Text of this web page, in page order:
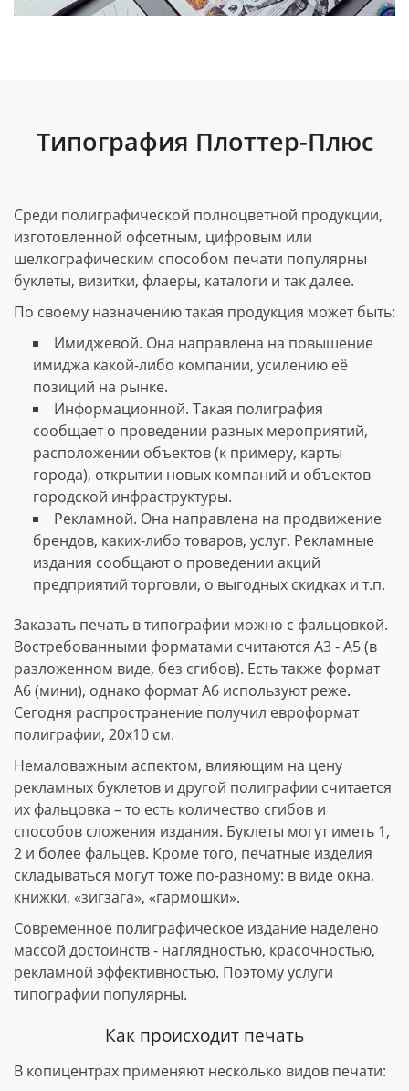
Типография Плоттер-Плюс
Среди полиграфической полноцветной продукции,
изготовленной офсетным, цифровым или
шелкографическим способом печати популярны
буклеты, визитки, флаеры, каталоги и так далее.
По своему назначению такая продукция может быть:
Имиджевой. Она направлена на повышение
имиджа какой-либо компании, усилению её
позиций на рынке.
Информационной. Такая полиграфия
сообщает о проведении разных мероприятий,
расположении объектов (к примеру, карты
города), открытии новых компаний и объектов
городской инфраструктуры.
Рекламной. Она направлена на продвижение
брендов, каких-либо товаров, услуг. Рекламные
издания сообщают о проведении акций
предприятий торговли, о выгодных скидках и т.п.
Заказать печать в типографии можно с фальцовкой.
Востребованными форматами считаются А3 - А5 (в
разложенном виде, без сгибов). Есть также формат
А6 (мини), однако формат А6 используют реже.
Сегодня распространение получил евроформат
полиграфии, 20х10 см.
Немаловажным аспектом, влияющим на цену
рекламных буклетов и другой полиграфии считается
их фальцовка – то есть количество сгибов и
способов сложения издания. Буклеты могут иметь 1,
2 и более фальцев. Кроме того, печатные изделия
складываться могут тоже по-разному: в виде окна,
книжки, «зигзага», «гармошки».
Современное полиграфическое издание наделено
массой достоинств - наглядностью, красочностью,
рекламной эффективностью. Поэтому услуги
типографии популярны.
Как происходит печать
В копицентрах применяют несколько видов печати: